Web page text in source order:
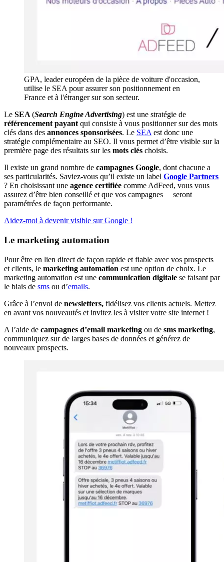
GPA, leader européen de la pièce de voiture d'occasion,
utilise le SEA pour assurer son positionnement en
France et à l'étranger sur son secteur.
Le SEA (Search Engine Advertising) est une stratégie de
référencement payant qui consiste à vous positionner sur des mots
clés dans des annonces sponsorisées. Le SEA est donc une
stratégie complémentaire au SEO. Il vous permet d’être visible sur la
première page des résultats sur les mots clés choisis.
Il existe un grand nombre de campagnes Google, dont chacune a
ses particularités. Saviez-vous qu’il existe un label Google Partners
? En choisissant une agence certifiée comme AdFeed, vous vous
assurez d’être bien conseillé et que vos campagnes seront
paramétrées de façon performante.
Aidez-moi à devenir visible sur Google !
Le marketing automation
Pour être en lien direct de façon rapide et fiable avec vos prospects
et clients, le marketing automation est une option de choix. Le
marketing automation est une communication digitale se faisant par
le biais de sms ou d’emails.
Grâce à l’envoi de newsletters, fidélisez vos clients actuels. Mettez
en avant vos nouveautés et invitez les à visiter votre site internet !
A l’aide de campagnes d’email marketing ou de sms marketing,
communiquez sur de larges bases de données et générez de
nouveaux prospects.